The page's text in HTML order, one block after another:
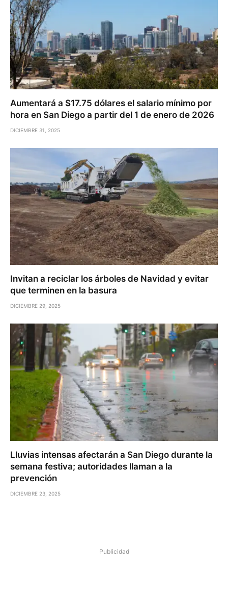
Aumentará a $17.75 dólares el salario mínimo por
hora en San Diego a partir del 1 de enero de 2026
DICIEMBRE 31, 2025
Invitan a reciclar los árboles de Navidad y evitar
que terminen en la basura
DICIEMBRE 29, 2025
Lluvias intensas afectarán a San Diego durante la
semana festiva; autoridades llaman a la
prevención
DICIEMBRE 23, 2025
Publicidad